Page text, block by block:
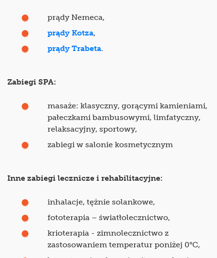
prądy Nemeca,
prądy Kotza,
prądy Trabeta.
Zabiegi SPA:
masaże: klasyczny, gorącymi kamieniami,
pałeczkami bambusowymi, limfatyczny,
relaksacyjny, sportowy,
zabiegi w salonie kosmetycznym
Inne zabiegi lecznicze i rehabilitacyjne:
inhalacje, tężnie solankowe,
fototerapia – światłolecznictwo,
krioterapia - zimnolecznictwo z
zastosowaniem temperatur poniżej 0°C,